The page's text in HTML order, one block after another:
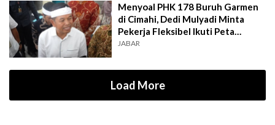
Menyoal PHK 178 Buruh Garmen
di Cimahi, Dedi Mulyadi Minta
Pekerja Fleksibel Ikuti Peta
Industri
JABAR
Load More